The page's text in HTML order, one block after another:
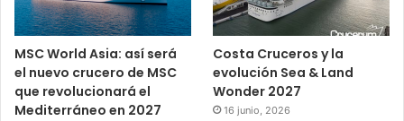
MSC World Asia: así será
el nuevo crucero de MSC
que revolucionará el
Mediterráneo en 2027
Costa Cruceros y la
evolución Sea & Land
Wonder 2027
16 junio, 2026